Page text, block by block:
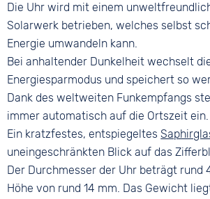
Die Uhr wird mit einem
Solarwerk betrieben, welches selbst
Energie umwandeln kann.
Bei anhaltender Dunkelheit wechselt
Energiesparmodus und speichert so
Dank des weltweiten Funkempfangs
immer automatisch auf die Ortszeit ein.
Ein kratzfestes, entspiegeltes
uneingeschränkten Blick auf das
Der Durchmesser der Uhr beträgt rund
Höhe von rund 14 mm. Das Gewicht